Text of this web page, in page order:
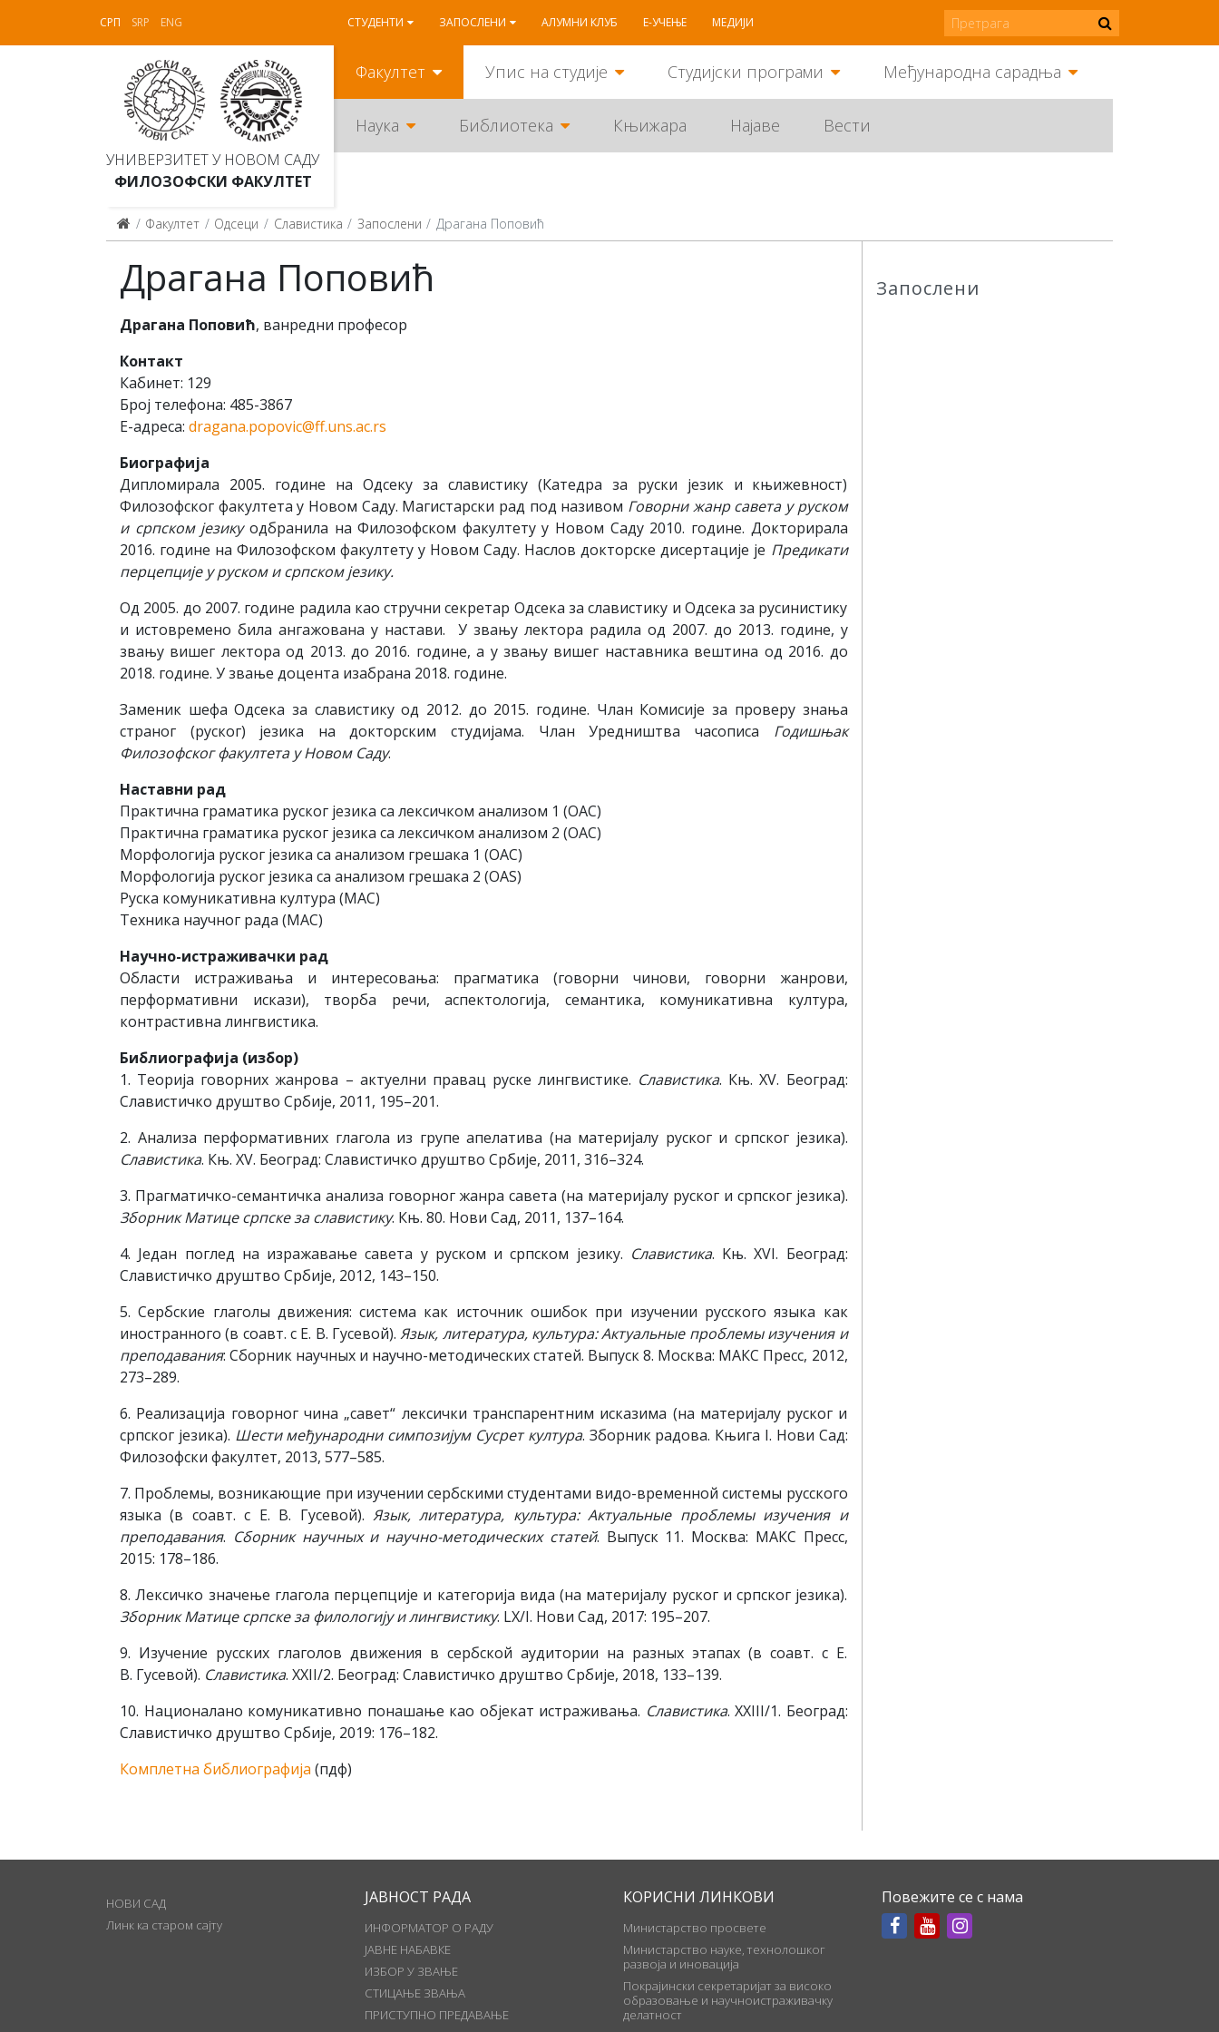
СРП SRP ENG СТУДЕНТИ ЗАПОСЛЕНИ АЛУМНИ КЛУБ Е-УЧЕЊЕ МЕДИЈИ
УНИВЕРЗИТЕТ У НОВОМ САДУ
ФИЛОЗОФСКИ ФАКУЛТЕТ
Факултет Упис на студије Студијски програми Међународна сарадња
Наука Библиотека Књижара Најаве Вести
Факултет Одсеци Славистика Запослени Драгана Поповић
Запослени
Драгана Поповић
Драгана Поповић, ванредни професор
Контакт
Кaбинeт: 129
Брoj тeлeфoнa: 485-3867
E-aдрeсa: dragana.popovic@ff.uns.ac.rs
Биографија
Дипломирала 2005. године на Одсеку за славистику (Катедра за руски језик и књижевност)
Филозофског факултета у Новом Саду. Магистарски рад под називом Говорни жанр савета у руском
и српском језику одбранила на Филозофском факултету у Новом Саду 2010. године. Докторирала
2016. године на Филозофском факултету у Новом Саду. Наслов докторске дисертације је Предикати
перцепције у руском и српском језику.
Од 2005. до 2007. године радила као стручни секретар Одсека за славистику и Одсека за русинистику
и истовремено била ангажована у настави. У звању лектора радила од 2007. до 2013. године, у
звању вишег лектора од 2013. до 2016. године, а у звању вишег наставника вештина од 2016. до
2018. године. У звање доцента изабрана 2018. године.
Заменик шефа Одсека за славистику од 2012. до 2015. године. Члан Комисије за проверу знања
страног (руског) језика на докторским студијама. Члан Уредништва часописа Годишњак
Филозофског факултета у Новом Саду.
Наставни рад
Практична граматика руског језика са лексичком анализом 1 (OAС)
Практична граматика руског језика са лексичком анализом 2 (OAС)
Морфологија руског језика са анализом грешака 1 (OAС)
Морфологија руског језика са анализом грешака 2 (OAS)
Руска комуникативна култура (MAС)
Техника научног рада (MAС)
Научно-истраживачки рад
Области истраживања и интересовања: прагматика (говорни чинови, говорни жанрови,
перформативни искази), творба речи, аспектологија, семантика, комуникативна култура,
контрастивна лингвистика.
Библиографија (избор)
1. Теорија говорних жанрова – актуелни правац руске лингвистике. Славистика. Књ. XV. Београд:
Славистичко друштво Србије, 2011, 195–201.
2. Анализа перформативних глагола из групе апелатива (на материјалу руског и српског језика).
Славистика. Књ. XV. Београд: Славистичко друштво Србије, 2011, 316–324.
3. Прагматичко-семантичка анализа говорног жанра савета (на материјалу руског и српског језика).
Зборник Матице српске за славистику. Књ. 80. Нови Сад, 2011, 137–164.
4. Један поглед на изражавање савета у руском и српском језику. Славистика. Kњ. ХVI. Београд:
Славистичко друштво Србије, 2012, 143–150.
5. Сербские глаголы движения: система как источник ошибок при изучении русского языка как
иностранного (в соавт. с Е. В. Гусевой).Язык, литература, культура: Актуальные проблемы изучения и
преподавания: Сборник научных и научно-методических статей. Выпуск 8. Москва: МАКС Пресс, 2012,
273–289.
6. Реализација говорног чина „савет“ лексички транспарентним исказима (на материјалу руског и
српског језика). Шести међународни симпозијум Сусрет култура. Зборник радова. Књига I. Нови Сад:
Филозофски факултет, 2013, 577–585.
7. Проблемы, возникающие при изучении сербскими студентами видо-временной системы русского
языка (в соавт. с Е. В. Гусевой). Язык, литература, культура: Актуальные проблемы изучения и
преподавания. Сборник научных и научно-методических статей. Выпуск 11. Москва: МАКС Пресс,
2015: 178–186.
8. Лексичко значење глагола перцепције и категорија вида (на материјалу руског и српског језика).
Зборник Матице српске за филологију и лингвистику. LX/I. Нови Сад, 2017: 195–207.
9. Изучение русских глаголов движения в сербской аудитории на разных этапах (в соавт. с Е.
В. Гусевой). Славистика. XXII/2. Београд: Славистичко друштво Србије, 2018, 133–139.
10. Националано комуникативно понашање као објекат истраживања. Славистика. XXIII/1. Београд:
Славистичко друштво Србије, 2019: 176–182.
Комплетна библиографија (пдф)
НОВИ САД
Линк ка старом сајту
ЈАВНОСТ РАДА
ИНФОРМАТОР О РАДУ
ЈАВНЕ НАБАВКЕ
ИЗБОР У ЗВАЊЕ
СТИЦАЊЕ ЗВАЊА
ПРИСТУПНО ПРЕДАВАЊЕ
КОРИСНИ ЛИНКОВИ
Министарство просвете
Министарство науке, технолошког
развоја и иновација
Покрајински секретаријат за високо
образовање и научноистраживачку
делатност
Повежите се с нама